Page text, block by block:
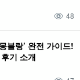
48
블랑’ 완전 가이드!
기 소개